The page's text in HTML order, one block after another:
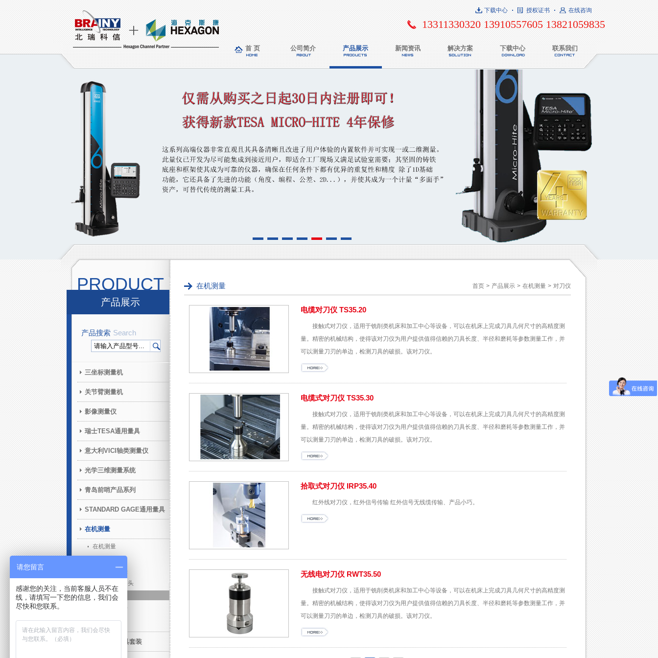
在线咨询
授权证书
下载中心
13311330320 13910557605 13821059835
首 页 公司简介 产品展示 新闻资讯 解决方案 下载中心 联系我们
PRODUCT
产品展示
产品搜索 Search
三坐标测量机
关节臂测量机
影像测量仪
瑞士TESA通用量具
意大利VICI轴类测量仪
光学三维测量系统
青岛前哨产品系列
STANDARD GAGE通用量具
在机测量
在机测量
红外触发测头
无线电触发测头
对刀仪
在机测量软件
售后增值服务
三坐标柔性夹具套装
首页 > 产品展示 > 在机测量 > 对刀仪
在机测量
电缆对刀仪 TS35.20
接触式对刀仪，适用于铣削类机床和加工中心等设备，可以在机床上完成刀具几何尺寸的高精度测
量。精密的机械结构，使得该对刀仪为用户提供值得信赖的刀具长度、半径和磨耗等参数测量工作，并
可以测量刀刃的单边，检测刀具的破损。该对刀仪。
电缆式对刀仪 TS35.30
接触式对刀仪，适用于铣削类机床和加工中心等设备，可以在机床上完成刀具几何尺寸的高精度测
量。精密的机械结构，使得该对刀仪为用户提供值得信赖的刀具长度、半径和磨耗等参数测量工作，并
可以测量刀刃的单边，检测刀具的破损。该对刀仪。
拾取式对刀仪 IRP35.40
红外线对刀仪，红外信号传输 红外信号无线缆传输、产品小巧。
无线电对刀仪 RWT35.50
接触式对刀仪，适用于铣削类机床和加工中心等设备，可以在机床上完成刀具几何尺寸的高精度测
量。精密的机械结构，使得该对刀仪为用户提供值得信赖的刀具长度、半径和磨耗等参数测量工作，并
可以测量刀刃的单边，检测刀具的破损。该对刀仪。
请您留言
感谢您的关注，当前客服人员不在
线，请填写一下您的信息，我们会
尽快和您联系。